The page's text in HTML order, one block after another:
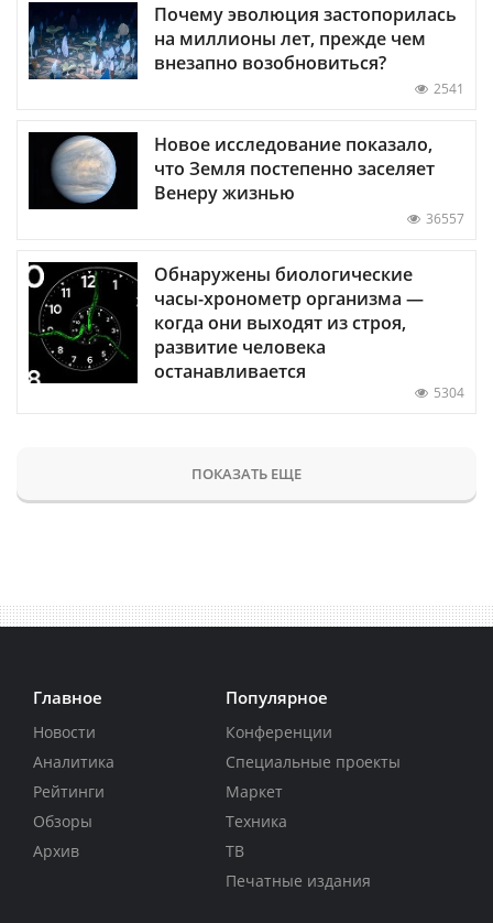
Почему эволюция застопорилась
на миллионы лет, прежде чем
внезапно возобновиться?
2541
Новое исследование показало,
что Земля постепенно заселяет
Венеру жизнью
36557
Обнаружены биологические
часы-хронометр организма —
когда они выходят из строя,
развитие человека
останавливается
5304
ПОКАЗАТЬ ЕЩЕ
Главное
Новости
Аналитика
Рейтинги
Обзоры
Архив
Популярное
Конференции
Специальные проекты
Маркет
Техника
ТВ
Печатные издания